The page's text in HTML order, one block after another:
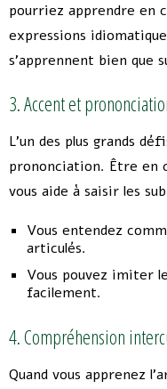
pourriez apprendre en
expressions
s’apprennent bien que
3. Accent et
L’un des plus grands
prononciation. Être en
vous aide à saisir les
Vous entendez
articulés.
Vous pouvez imiter
facilement.
4. Compréhension
Quand vous apprenez